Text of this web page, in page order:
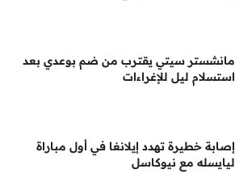
مانشستر سيتي يقترب من ضم بوعدي بعد
استسلام ليل للإغراءات
إصابة خطيرة تهدد إيلانغا في أول مباراة
ليايسله مع نيوكاسل